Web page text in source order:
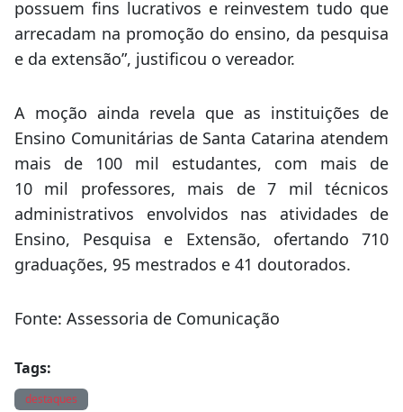
realizar sonhos de jovens que pretendem
frequentar um curso superior. “Há
uma importância
desenvolvimento social e econômico de Santa
Catarina. Além disso, essas instituições não
possuem fins lucrativos e reinvestem tudo que
arrecadam na promoção do ensino, da pesquisa
e da extensão”, justificou o vereador.
A moção ainda revela que as instituições de
mais de 100 mil estudantes, com mais de
administrativos envolvidos nas atividades de
Ensino, Pesquisa e Extensão, ofertando 710